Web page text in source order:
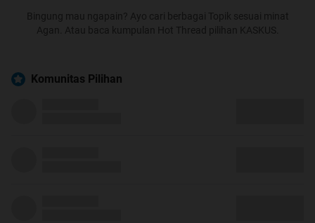
Bingung mau ngapain? Ayo cari berbagai Topik sesuai minat
Agan. Atau baca kumpulan Hot Thread pilihan KASKUS.
Komunitas Pilihan